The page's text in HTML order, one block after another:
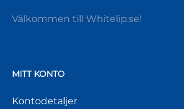
Välkommen till Whitelip.se!
MITT KONTO
Kontodetaljer